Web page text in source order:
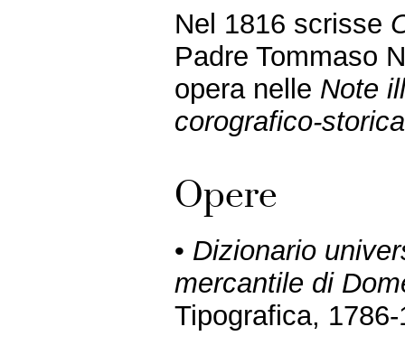
Nel 1816 scrisse
Padre Tommaso
opera nelle Note
corografico-
Opere
• Dizionario
mercantile di
Tipografica,